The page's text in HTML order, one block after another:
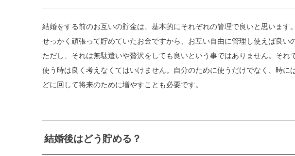
結婚をする前のお互いの貯金は、基本的にそれぞれの管理で良いと思います。
せっかく頑張って貯めていたお金ですから、お互い自由に管理し使えば良いの
ただし、それは無駄遣いや贅沢をしても良いという事ではありません。それ
使う時は良く考えなくてはいけません。自分のために使うだけでなく、時に
どに回して将来のために増やすことも必要です。
結婚後はどう貯める？